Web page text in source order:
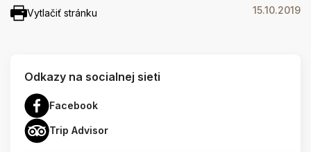
Vytlačiť stránku 15.10.2019
Odkazy na socialnej sieti
Facebook
Trip Advisor